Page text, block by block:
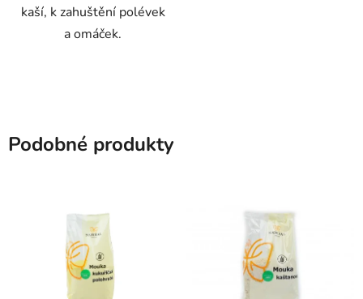
kaší, k zahuštění polévek
a omáček.
Podobné produkty